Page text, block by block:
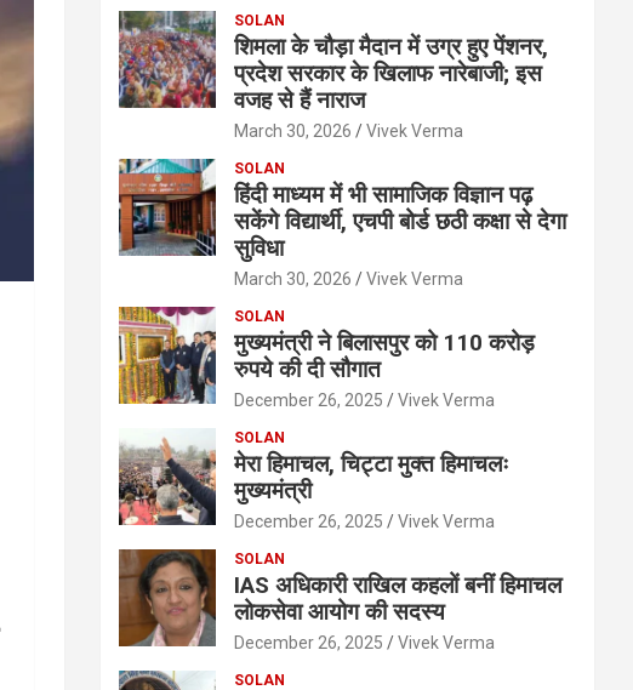
SOLAN
शिमला के चौड़ा मैदान में उग्र हुए पेंशनर,
प्रदेश सरकार के खिलाफ नारेबाजी; इस
वजह से हैं नाराज
March 30, 2026 Vivek Verma
SOLAN
हिंदी माध्यम में भी सामाजिक विज्ञान पढ़
सकेंगे विद्यार्थी, एचपी बोर्ड छठी कक्षा से देगा
सुविधा
March 30, 2026 Vivek Verma
SOLAN
मुख्यमंत्री ने बिलासपुर को 110 करोड़
रुपये की दी सौगात
December 26, 2025 Vivek Verma
SOLAN
मेरा हिमाचल, चिट्टा मुक्त हिमाचलः
मुख्यमंत्री
December 26, 2025 Vivek Verma
SOLAN
IAS अधिकारी राखिल कहलों बनीं हिमाचल
लोकसेवा आयोग की सदस्य
December 26, 2025 Vivek Verma
SOLAN